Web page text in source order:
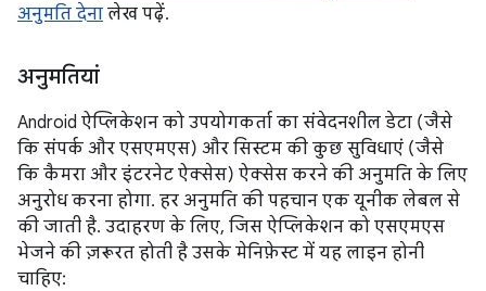
अनुमति देना लेख पढ़ें.
अनुमतियां
Android ऐप्लिकेशन को उपयोगकर्ता का संवेदनशील डेटा (जैसे
कि संपर्क और एसएमएस) और सिस्टम की कुछ सुविधाएं (जैसे
कि कैमरा और इंटरनेट ऐक्सेस) ऐक्सेस करने की अनुमति के लिए
अनुरोध करना होगा. हर अनुमति की पहचान एक यूनीक लेबल से
की जाती है. उदाहरण के लिए, जिस ऐप्लिकेशन को एसएमएस
भेजने की ज़रूरत होती है उसके मेनिफ़ेस्ट में यह लाइन होनी
चाहिए: